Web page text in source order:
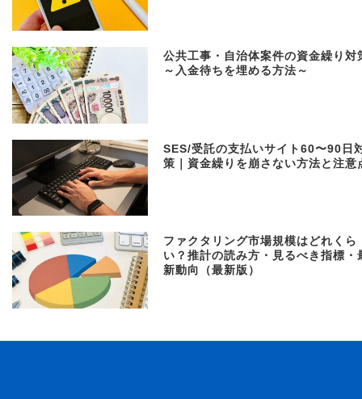
公共工事・自治体案件の資金繰り対
～入金待ちを埋める方法～
SES/受託の支払いサイト60〜90日
策｜資金繰りを崩さない方法と注意
ファクタリング市場規模はどれくら
い？推計の読み方・見るべき指標・
新動向（最新版）